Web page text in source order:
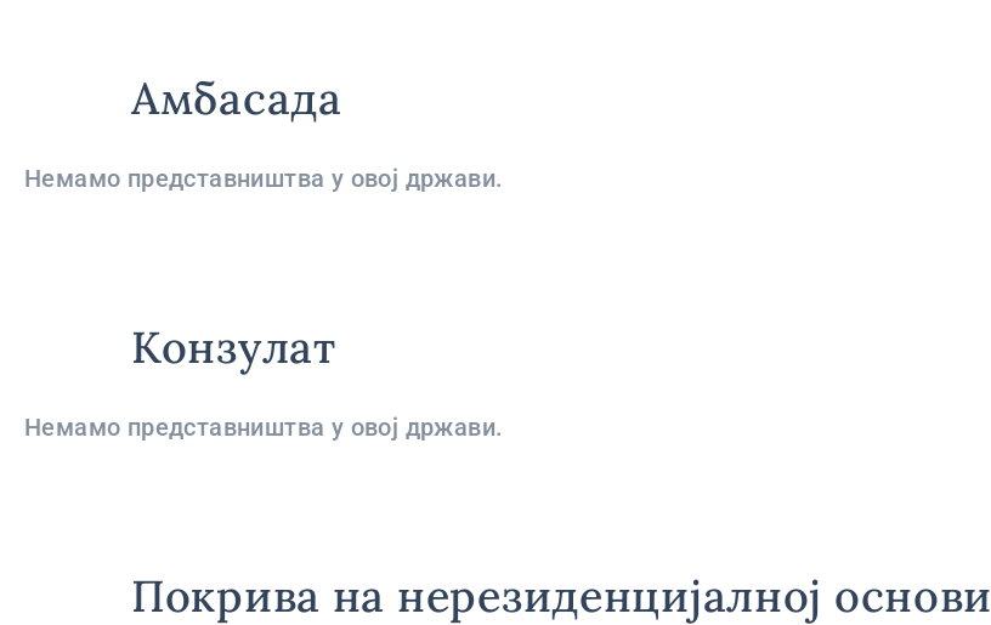
Амбасада
Немамо представништва у овој држави.
Конзулат
Немамо представништва у овој држави.
Покрива на нерезиденцијалној основи